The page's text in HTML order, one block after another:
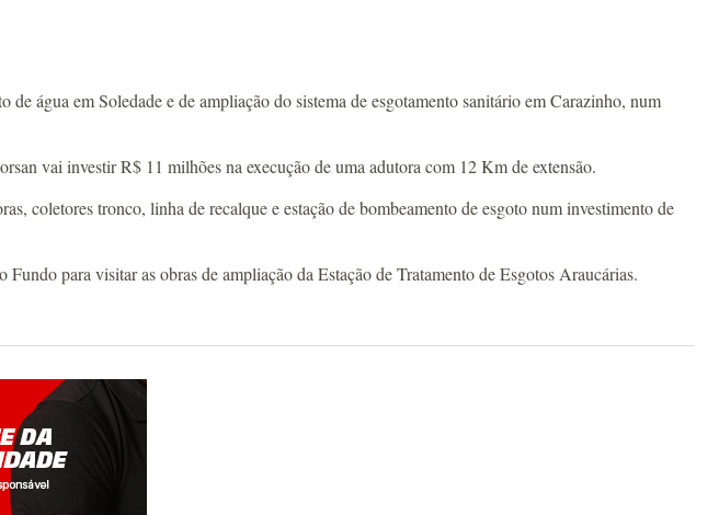
água em Soledade e de ampliação do sistema de esgotamento sanitário em Carazinho, num
vai investir R$ 11 milhões na execução de uma adutora com 12 Km de extensão.
coletores tronco, linha de recalque e estação de bombeamento de esgoto num investimento de
para visitar as obras de ampliação da Estação de Tratamento de Esgotos Araucárias.